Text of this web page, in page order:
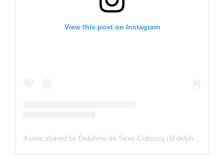
View this post on Instagram